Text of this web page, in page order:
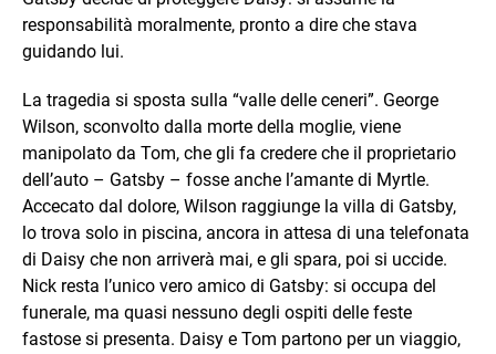
responsabilità moralmente, pronto a dire che stava
guidando lui.
La tragedia si sposta sulla “valle delle ceneri”. George
Wilson, sconvolto dalla morte della moglie, viene
manipolato da Tom, che gli fa credere che il proprietario
dell’auto – Gatsby – fosse anche l’amante di Myrtle.
Accecato dal dolore, Wilson raggiunge la villa di Gatsby,
lo trova solo in piscina, ancora in attesa di una telefonata
di Daisy che non arriverà mai, e gli spara, poi si uccide.
Nick resta l’unico vero amico di Gatsby: si occupa del
funerale, ma quasi nessuno degli ospiti delle feste
fastose si presenta. Daisy e Tom partono per un viaggio,